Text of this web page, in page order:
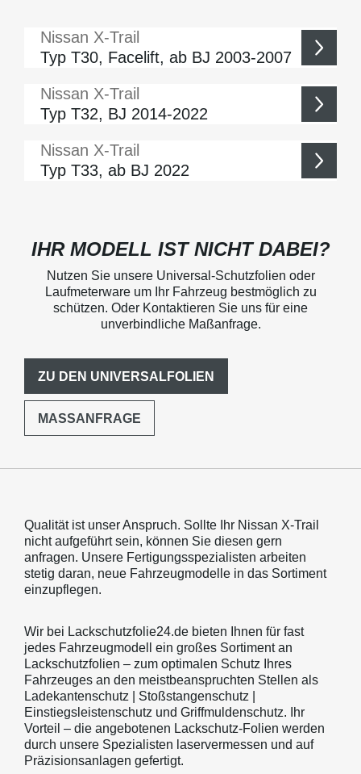
Nissan X-Trail
Typ T30, Facelift, ab BJ 2003-2007
Nissan X-Trail
Typ T32, BJ 2014-2022
Nissan X-Trail
Typ T33, ab BJ 2022
IHR MODELL IST NICHT DABEI?
Nutzen Sie unsere Universal-Schutzfolien oder
Laufmeterware um Ihr Fahrzeug bestmöglich zu
schützen. Oder Kontaktieren Sie uns für eine
unverbindliche Maßanfrage.
ZU DEN UNIVERSALFOLIEN
MASSANFRAGE
Qualität ist unser Anspruch. Sollte Ihr Nissan X-Trail
nicht aufgeführt sein, können Sie diesen gern
anfragen. Unsere Fertigungsspezialisten arbeiten
stetig daran, neue Fahrzeugmodelle in das Sortiment
einzupflegen.
Wir bei Lackschutzfolie24.de bieten Ihnen für fast
jedes Fahrzeugmodell ein großes Sortiment an
Lackschutzfolien – zum optimalen Schutz Ihres
Fahrzeuges an den meistbeanspruchten Stellen als
Ladekantenschutz | Stoßstangenschutz |
Einstiegsleistenschutz und Griffmuldenschutz. Ihr
Vorteil – die angebotenen Lackschutz-Folien werden
durch unsere Spezialisten laservermessen und auf
Präzisionsanlagen gefertigt.